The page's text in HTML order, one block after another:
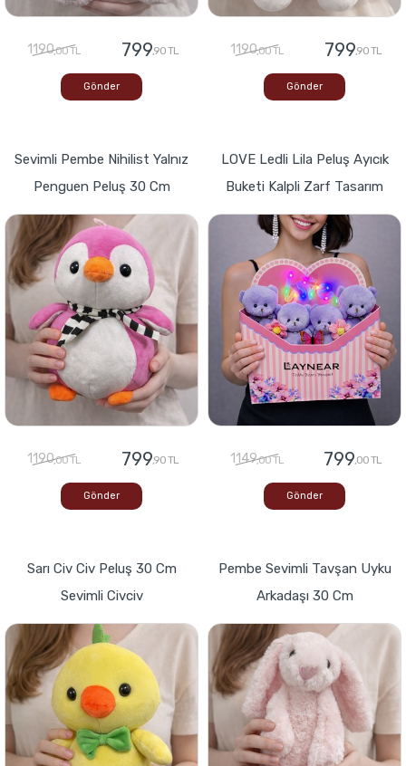
1190,00 TL 799,90 TL
Gönder
1190,00 TL 799,90 TL
Gönder
Sevimli Pembe Nihilist Yalnız
Penguen Peluş 30 Cm
1190,00 TL 799,90 TL
Gönder
LOVE Ledli Lila Peluş Ayıcık
Buketi Kalpli Zarf Tasarım
1149,00 TL 799,00 TL
Gönder
Sarı Civ Civ Peluş 30 Cm
Sevimli Civciv
Pembe Sevimli Tavşan Uyku
Arkadaşı 30 Cm